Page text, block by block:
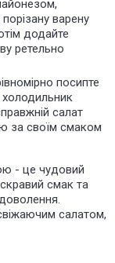
варену
додайте
ретельно
посипте
салат
за своїм смаком
- це чудовий
смак та
салатом,